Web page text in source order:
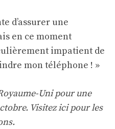
d’assurer une
en ce moment
impatient de
mon téléphone ! »
Uni pour une
Visitez ici pour les
.